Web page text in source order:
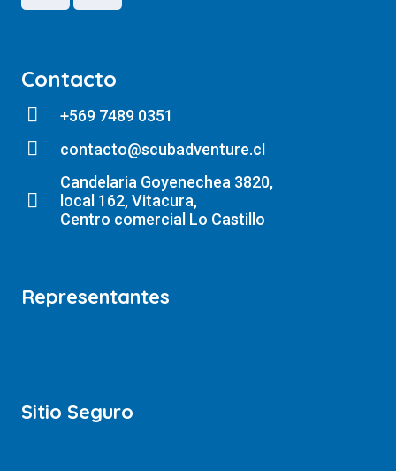
Contacto
+569 7489 0351
contacto@scubadventure.cl
Candelaria Goyenechea 3820,
local 162, Vitacura,
Centro comercial Lo Castillo
Representantes
Sitio Seguro